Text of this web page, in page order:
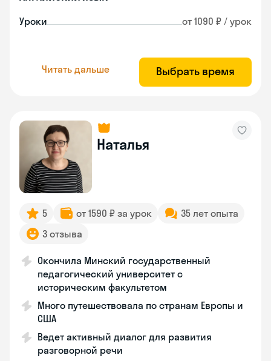
Уроки от 1090 ₽ / урок
Читать дальше Выбрать время
Наталья
5 от 1590 ₽ за урок
35 лет опыта
3 отзыва
Окончила Минский государственный
педагогический университет с
историческим факультетом
Много путешествовала по странам Европы и
США
Ведет активный диалог для развития
разговорной речи